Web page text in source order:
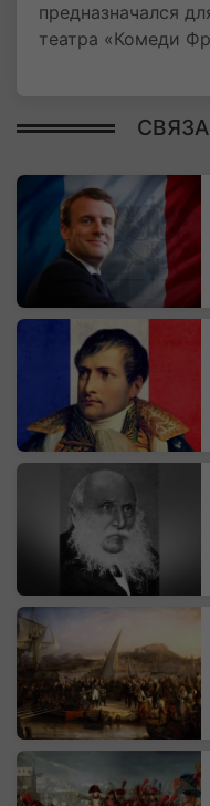
предназначался
театра «Комеди